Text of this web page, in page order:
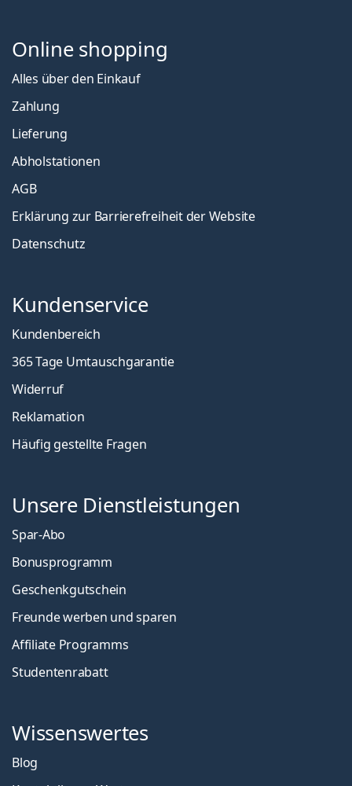
Online shopping
Alles über den Einkauf
Zahlung
Lieferung
Abholstationen
AGB
Erklärung zur Barrierefreiheit der Website
Datenschutz
Kundenservice
Kundenbereich
365 Tage Umtauschgarantie
Widerruf
Reklamation
Häufig gestellte Fragen
Unsere Dienstleistungen
Spar-Abo
Bonusprogramm
Geschenkgutschein
Freunde werben und sparen
Affiliate Programms
Studentenrabatt
Wissenswertes
Blog